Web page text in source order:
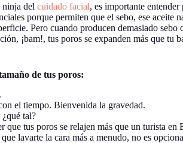
ninja del cuidado facial, es importante
porque permiten que el sebo, ese aceite
Pero cuando producen demasiado sebo
¡bam!, tus poros se expanden más que tu
de tus poros:
el tiempo. Bienvenida la gravedad.
tal?
que tus poros se relajen más que un turista en
lavarte la cara más a menudo, no es